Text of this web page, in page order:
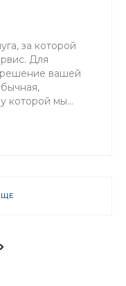
за которой
Для
решение вашей
которой мы